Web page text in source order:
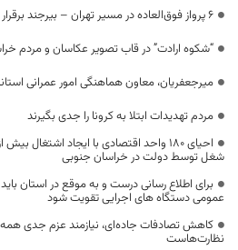
۶ پرواز فوق‌العاده در مسیر تهران – بیرجند برقرار شد
“شکوه ارادت” در قاب تصویر عکاسان و مردم
میرجعفریان، معاون هماهنگی امور عمرانی
مردم تهدیدات ابتلا به کرونا را جدی بگیرند
شغل توسط دولت در خراسان جنوبی
برای اطلاع رسانی درست و به موقع در استان باید
عمومی دستگاه های اجرایی تقویت شود
کاهش تصادفات جاده‌ای، نیازمند عزم جدی
نظارت‌هاست